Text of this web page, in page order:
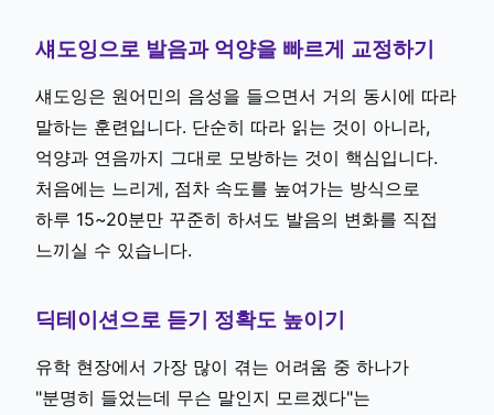
섀도잉으로 발음과 억양을 빠르게 교정하기
섀도잉은 원어민의 음성을 들으면서 거의 동시에 따라
말하는 훈련입니다. 단순히 따라 읽는 것이 아니라,
억양과 연음까지 그대로 모방하는 것이 핵심입니다.
처음에는 느리게, 점차 속도를 높여가는 방식으로
하루 15~20분만 꾸준히 하셔도 발음의 변화를 직접
느끼실 수 있습니다.
딕테이션으로 듣기 정확도 높이기
유학 현장에서 가장 많이 겪는 어려움 중 하나가
"분명히 들었는데 무슨 말인지 모르겠다"는